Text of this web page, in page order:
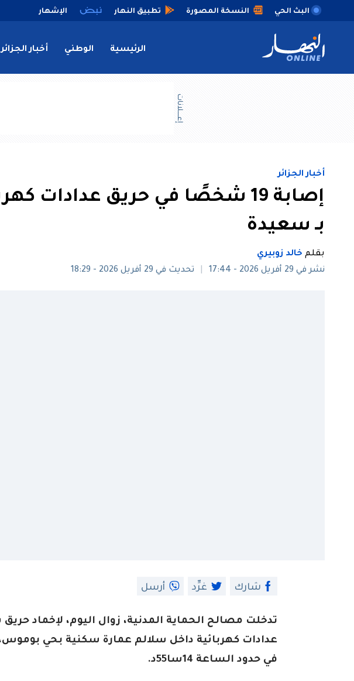
البث الحي النسخة المصورة تطبيق النهار الإشهار
الرئيسية الوطني أخبار الجزائر
إعــــلانات
أخبار الجزائر
إصابة 19 شخصًا في حريق عدادات
بـ سعيدة
بقلم خالد زوبيري
نشر في 29 أفريل 2026 - 17:44
تحديث في 29 أفريل 2026 - 18:29
شارك غرِّد أرسل
تدخلت مصالح الحماية المدنية، زوال اليوم، لإخماد
عدادات كهربائية داخل سلالم عمارة سكنية بحي
في حدود الساعة 14سا55د.